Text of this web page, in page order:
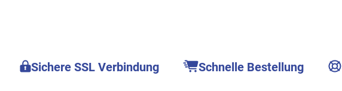
Sichere SSL Verbindung Schnelle Bestellung